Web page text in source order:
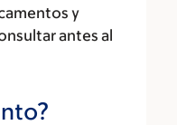
y
antes al